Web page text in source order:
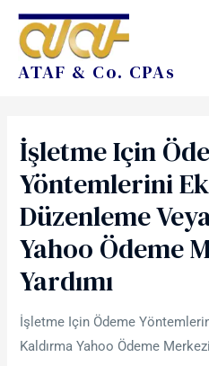
ATAF & Co. CPAs
İşletme Için
Yöntemlerini
Düzenleme
Yahoo Ödeme
Yardımı
İşletme Için Ödeme
Kaldırma Yahoo Ödeme Merkezi